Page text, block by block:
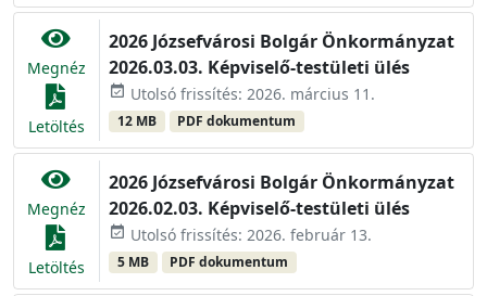
Megnéz
Letöltés
2026 Józsefvárosi Bolgár Önkormányzat
2026.03.03. Képviselő-testületi ülés
event_available Utolsó frissítés: 2026. március 11.
12 MB PDF dokumentum
Megnéz
Letöltés
2026 Józsefvárosi Bolgár Önkormányzat
2026.02.03. Képviselő-testületi ülés
event_available Utolsó frissítés: 2026. február 13.
5 MB PDF dokumentum